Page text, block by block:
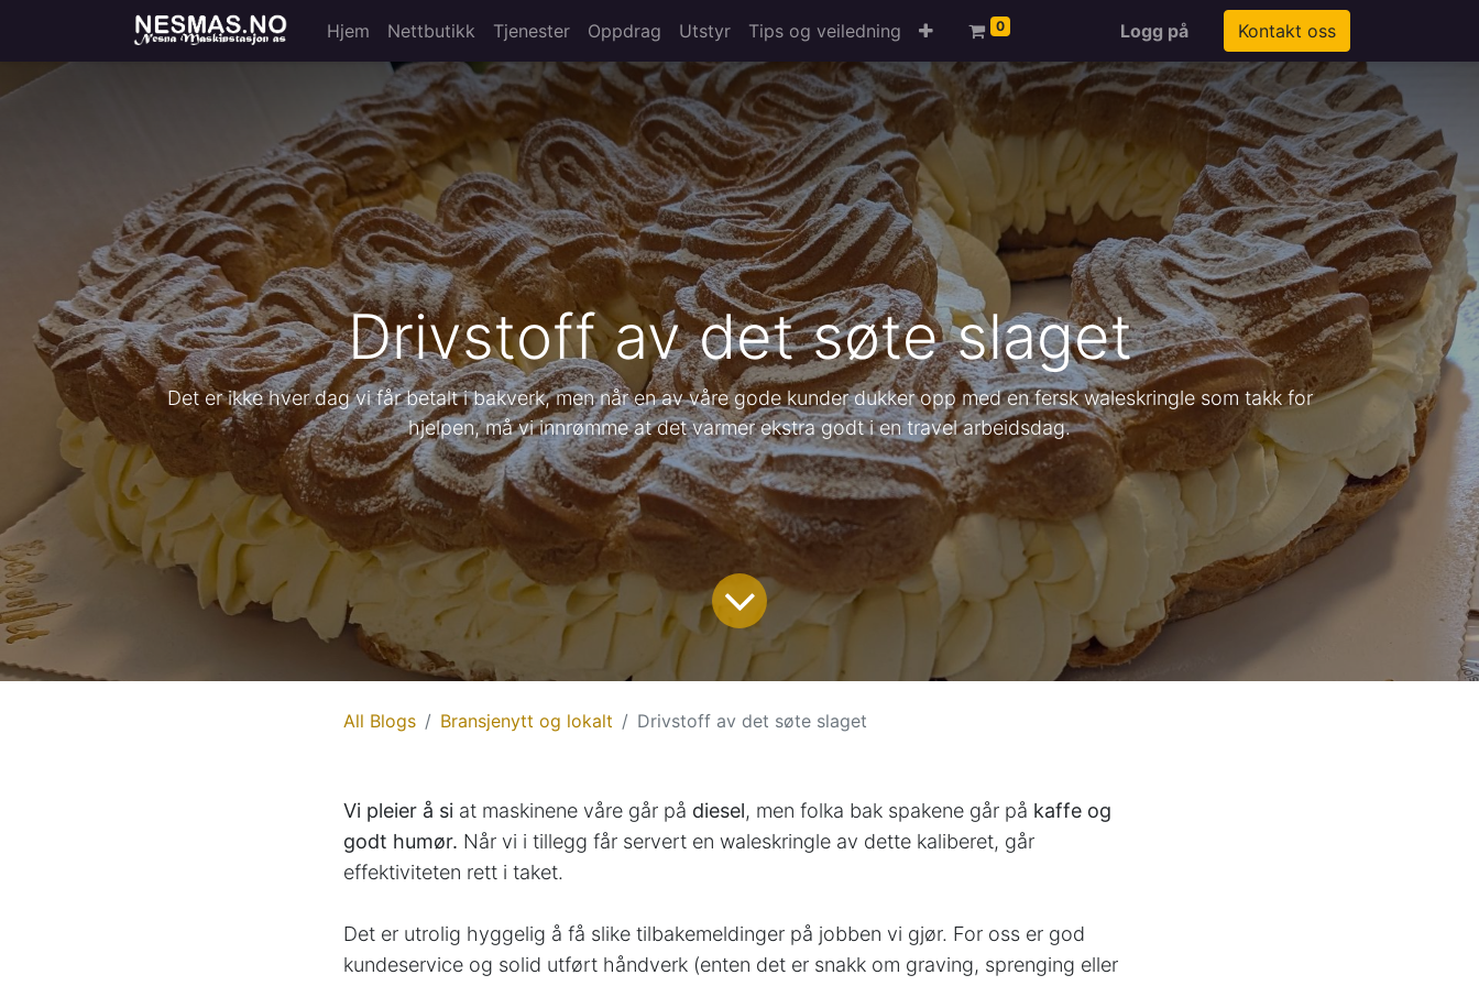
Hjem Nettbutikk Tjenester Oppdrag Utstyr Tips og veiledning 0 Logg på Kontakt oss
Drivstoff av det søte slaget
Det er ikke hver dag vi får betalt i bakverk, men når en av våre gode kunder dukker opp med en fersk waleskringle som takk for
hjelpen, må vi innrømme at det varmer ekstra godt i en travel arbeidsdag.
All Blogs Bransjenytt og lokalt Drivstoff av det søte slaget
Vi pleier å si at maskinene våre går på diesel, men folka bak spakene går på kaffe og
godt humør. Når vi i tillegg får servert en waleskringle av dette kaliberet, går
effektiviteten rett i taket.
Det er utrolig hyggelig å få slike tilbakemeldinger på jobben vi gjør. For oss er god
kundeservice og solid utført håndverk (enten det er snakk om graving, sprenging eller